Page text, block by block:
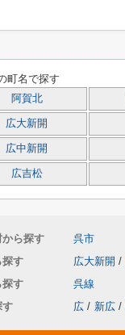
町名で探す
阿賀北
広大新開
広中新開
広吉松
ら探す
呉市
探す
広大新開 /
探す
呉線
す
広 / 新広 /